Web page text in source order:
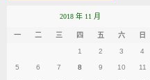
2018 年 11 月
一 二 三 四 五 六 日
1 2 3 4
5 6 7 8 9 10 11